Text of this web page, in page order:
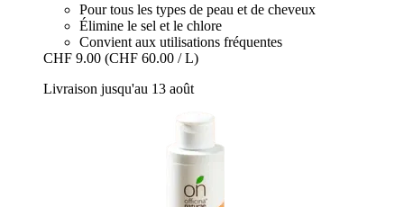
Pour tous les types de peau et de cheveux
Élimine le sel et le chlore
Convient aux utilisations fréquentes
CHF 9.00 (CHF 60.00 / L)
Livraison jusqu'au 13 août